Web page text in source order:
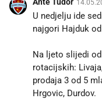
U nedjelju ide
najgori Hajduk
Na ljeto slijedi
rotacijskih:
prodaja 3 od 5
Hrgovic, Durdov.